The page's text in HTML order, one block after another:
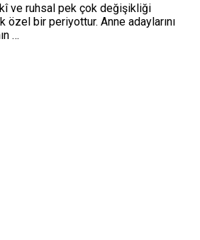
ve ruhsal pek çok değişikliği
bir periyottur. Anne adaylarını
…